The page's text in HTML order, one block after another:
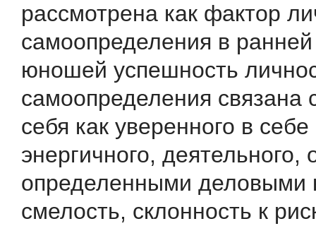
рассмотрена как фактор
самоопределения в
юношей успешность
самоопределения связана
себя как уверенного в
энергичного,
определенными деловыми
смелость, склонность к